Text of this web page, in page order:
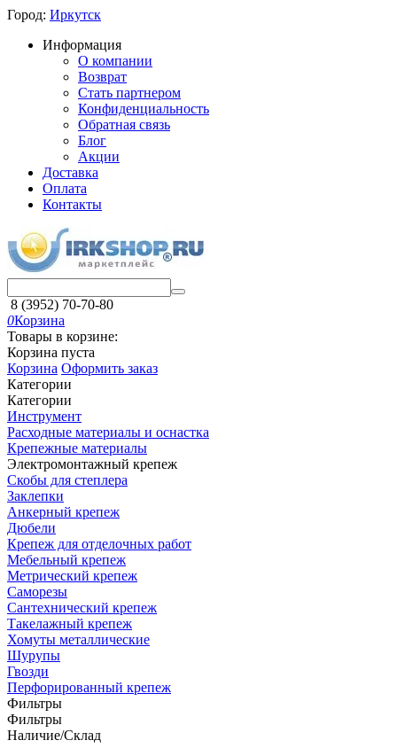
Город: Иркутск
Информация
О компании
Возврат
Стать партнером
Конфиденциальность
Обратная связь
Блог
Акции
Доставка
Оплата
Контакты
8 (3952) 70-70-80
0Корзина
Товары в корзине:
Корзина пуста
Корзина Оформить заказ
Категории
Категории
Инструмент
Расходные материалы и оснастка
Крепежные материалы
Электромонтажный крепеж
Скобы для степлера
Заклепки
Анкерный крепеж
Дюбели
Крепеж для отделочных работ
Мебельный крепеж
Метрический крепеж
Саморезы
Сантехнический крепеж
Такелажный крепеж
Хомуты металлические
Шурупы
Гвозди
Перфорированный крепеж
Фильтры
Фильтры
Наличие/Склад